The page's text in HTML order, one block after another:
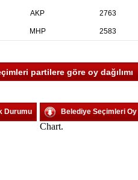
AKP 2763
MHP 2583
partilere göre oy dağılımı
Durumu Belediye Seçimleri
Chart.